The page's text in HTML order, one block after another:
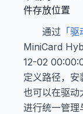
件存放位置
通过 「
MiniCard
12-02
定义路径，安
也可以在驱动
进行统一管理